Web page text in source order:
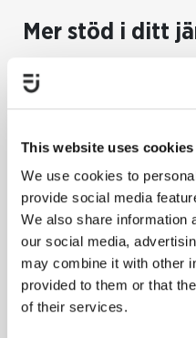
This website uses cookies
We use cookies to
provide social media
We also share information
our social media,
may combine it with other
provided to them or that
of their services.
Mer stöd i ditt
En guide för ett